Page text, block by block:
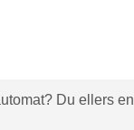
Du ellers en